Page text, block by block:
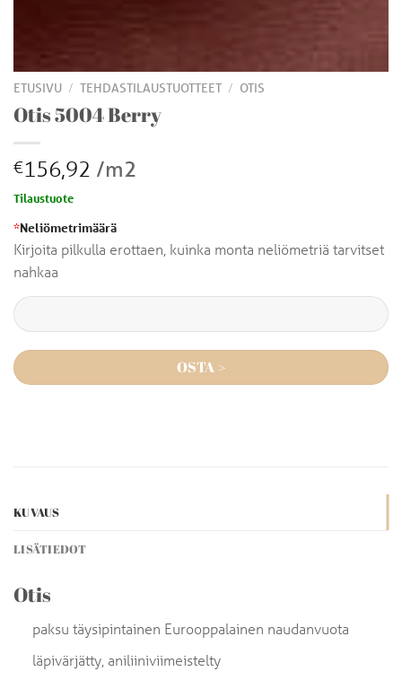
ETUSIVU / TEHDASTILAUSTUOTTEET / OTIS
Otis 5004 Berry
€156,92 /m2
Tilaustuote
*Neliömetrimäärä
Kirjoita pilkulla erottaen, kuinka monta neliömetriä tarvitset
nahkaa
OSTA >
KUVAUS
LISÄTIEDOT
Otis
paksu täysipintainen Eurooppalainen naudanvuota
läpivärjätty, aniliiniviimeistelty